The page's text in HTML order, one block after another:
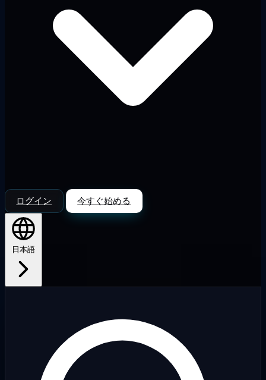
ログイン 今すぐ始める
日本語